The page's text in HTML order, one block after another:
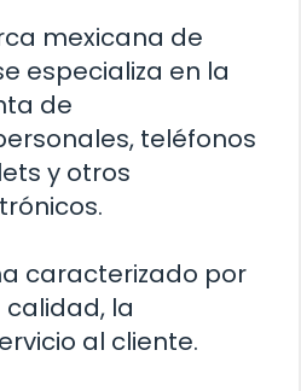
mexicana de
especializa en la
de
teléfonos
y otros
caracterizado por
calidad, la
al cliente.